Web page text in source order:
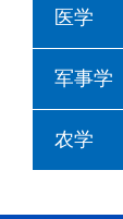
医学
军事学
农学